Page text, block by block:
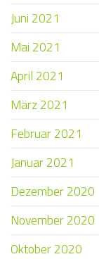
Juni 2021
Mai 2021
April 2021
März 2021
Februar 2021
Januar 2021
Dezember 2020
November 2020
Oktober 2020